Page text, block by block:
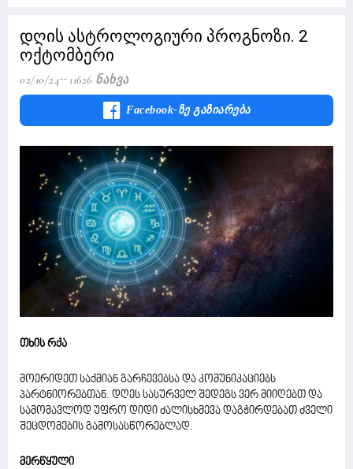
დღის ასტროლოგიური პროგნოზი. 2
ოქტომბერი
02/10/24 11626 Ნახვა
Facebook-Ზე Გაზიარება
თხის რქა
მოერიდეთ საქმიან გარჩევებსა და კომუნიკაციებს
პარტნიორებთან. დღეს სასურველ შედეგს ვერ მიიღებთ და
სამომავლოდ უფრო დიდი ძალისხმევა დაგჭირდებათ ძველი
შეცდომების გამოსასწორებლად.
მერწყული